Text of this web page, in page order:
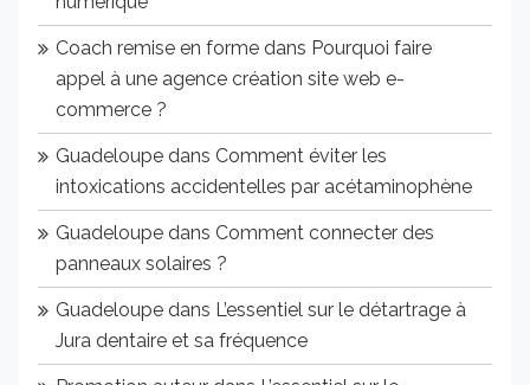
Coach remise en forme dans Pourquoi faire
appel à une agence création site web e-
commerce ?
Guadeloupe dans Comment éviter les
intoxications accidentelles par acétaminophène
Guadeloupe dans Comment connecter des
panneaux solaires ?
Guadeloupe dans L’essentiel sur le détartrage à
Jura dentaire et sa fréquence